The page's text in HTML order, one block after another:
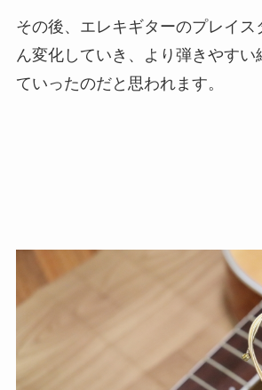
その後、エレキギターのプレイス
ん変化していき、より弾きやすい
ていったのだと思われます。